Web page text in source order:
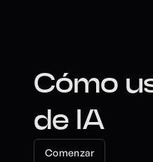
Cómo
de IA
Comenzar